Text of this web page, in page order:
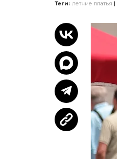
Теги: летние платья